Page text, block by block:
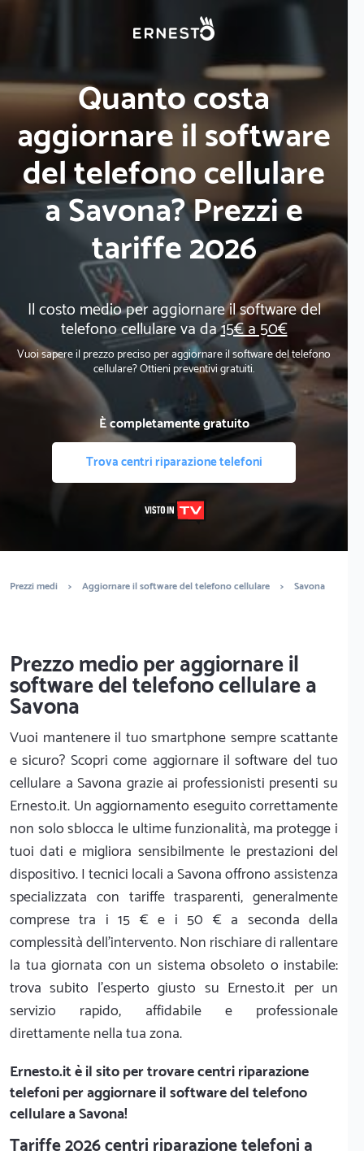
Quanto costa
aggiornare il software
del telefono cellulare
a Savona? Prezzi e
tariffe 2026
Il costo medio per aggiornare il software del
telefono cellulare va da15€ a 50€
Vuoi sapere il prezzo preciso per aggiornare il software del telefono
cellulare? Ottieni preventivi gratuiti.
È completamente gratuito
Trova centri riparazione telefoni
Prezzi medi > Aggiornare il software del telefono cellulare > Savona
Prezzo medio per aggiornare il
software del telefono cellulare a
Savona
Vuoi mantenere il tuo smartphone sempre scattante
e sicuro? Scopri come aggiornare il software del tuo
cellulare a Savona grazie ai professionisti presenti su
Ernesto.it. Un aggiornamento eseguito correttamente
non solo sblocca le ultime funzionalità, ma protegge i
tuoi dati e migliora sensibilmente le prestazioni del
dispositivo. I tecnici locali a Savona offrono assistenza
specializzata con tariffe trasparenti, generalmente
comprese tra i 15 € e i 50 € a seconda della
complessità dell'intervento. Non rischiare di rallentare
la tua giornata con un sistema obsoleto o instabile:
trova subito l'esperto giusto su Ernesto.it per un
servizio rapido, affidabile e professionale
direttamente nella tua zona.
Ernesto.itè il sito per trovare centri riparazione
telefoni per aggiornare il software del telefono
cellulare a Savona!